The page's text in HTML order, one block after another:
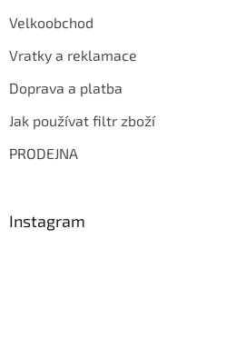
Velkoobchod
Vratky a reklamace
Doprava a platba
Jak používat filtr zboží
PRODEJNA
Instagram